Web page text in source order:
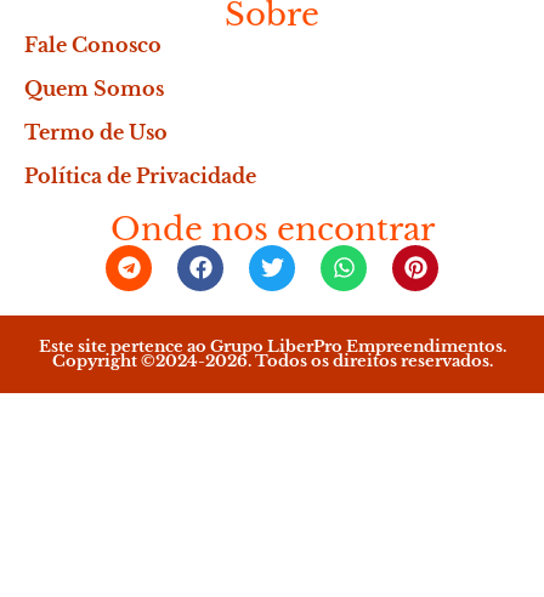
Sobre
Fale Conosco
Quem Somos
Termo de Uso
Política de Privacidade
Onde nos encontrar
Este site pertence ao Grupo LiberPro Empreendimentos.
Copyright ©2024-2026. Todos os direitos reservados.